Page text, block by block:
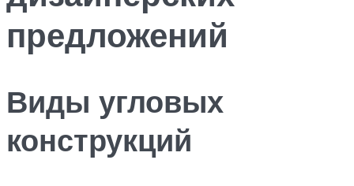
предложений
Виды угловых
конструкций